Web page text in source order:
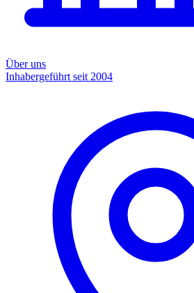
Über uns
Inhabergeführt seit 2004